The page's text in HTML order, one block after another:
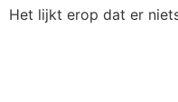
Het lijkt erop dat er